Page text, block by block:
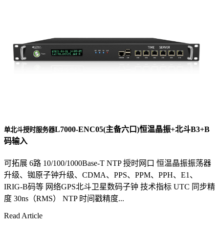
单北斗授时服务器L7000-ENC05(主备六口)恒温晶振+北斗B3+B
码输入
可拓展 6路 10/100/1000Base-T NTP 授时网口 恒温晶振振荡器
升级、铷原子钟升级、CDMA、PPS、PPM、PPH、E1、
IRIG-B码等 网络GPS北斗卫星数码子钟 技术指标 UTC 同步精
度 30ns（RMS） NTP 时间戳精度...
Read Article